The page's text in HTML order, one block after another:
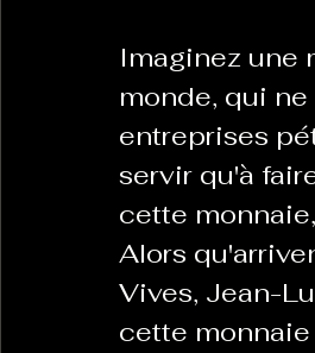
La Revanche des Cagoles
Les Transversales
Imaginez une
monde, qui
entreprises
servir qu'à
cette
Alors
Vives, Jean-
cette